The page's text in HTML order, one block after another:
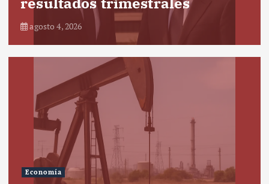
agosto 4, 2026
Economía